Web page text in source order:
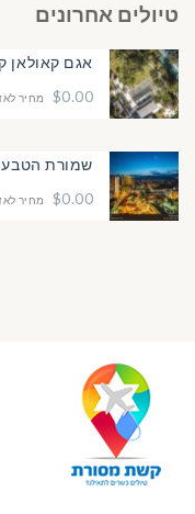
טיולים אחרונים
אגם קאולאן
$0.00
מחיר
שמורת הטבע
$0.00
מחיר